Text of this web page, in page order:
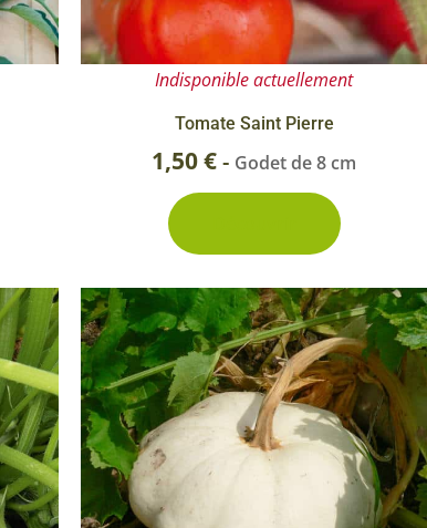
Indisponible actuellement
Tomate Saint Pierre
1,50€- Godet de 8 cm